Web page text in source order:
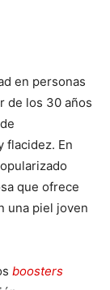
en personas
de los 30 años
flacidez. En
que ofrece
una piel joven
boosters